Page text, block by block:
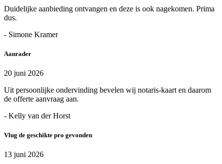
Duidelijke aanbieding ontvangen en deze is ook nagekomen. Prima
dus.
- Simone Kramer
Aanrader
20 juni 2026
Uit persoonlijke ondervinding bevelen wij notaris-kaart en daarom
de offerte aanvraag aan.
- Kelly van der Horst
Vlug de geschikte pro gevonden
13 juni 2026